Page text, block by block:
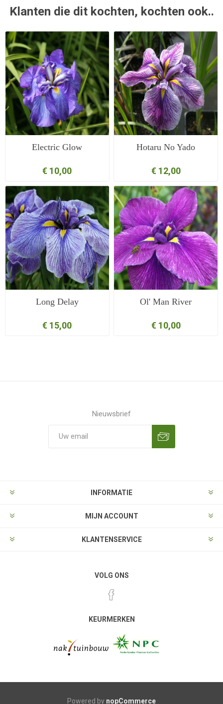
Klanten die dit kochten, kochten ook..
Electric Glow
€ 10,00
Hotaru No Yado
€ 12,00
Long Delay
€ 15,00
Ol' Man River
€ 10,00
Nieuwsbrief
INFORMATIE
MIJN ACCOUNT
KLANTENSERVICE
VOLG ONS
KEURMERKEN
Powered by nopCommerce